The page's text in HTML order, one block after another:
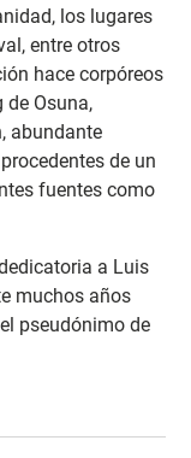
los lugares
entre otros
hace corpóreos
Osuna,
abundante
de un
fuentes como
a Luis
muchos años
pseudónimo de